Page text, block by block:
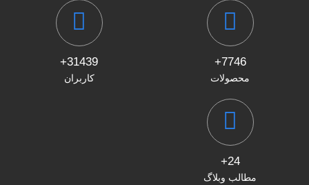
7746+
محصولات
31439+
کاربران
24+
مطالب وبلاگ